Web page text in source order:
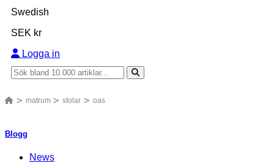
Swedish
SEK kr
Logga in
matrum stolar oas
Blogg
News